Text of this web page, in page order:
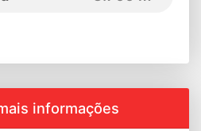
informações